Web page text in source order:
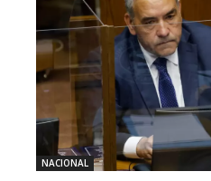
NACIONAL